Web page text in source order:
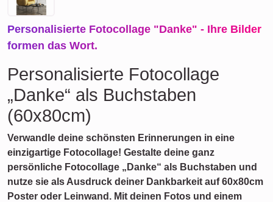
Personalisierte Fotocollage "Danke" - Ihre Bilder
formen das Wort.
Personalisierte Fotocollage
„Danke“ als Buchstaben
(60x80cm)
Verwandle deine schönsten Erinnerungen in eine
einzigartige Fotocollage! Gestalte deine ganz
persönliche Fotocollage „Danke“ als Buchstaben und
nutze sie als Ausdruck deiner Dankbarkeit auf 60x80cm
Poster oder Leinwand. Mit deinen Fotos und einem